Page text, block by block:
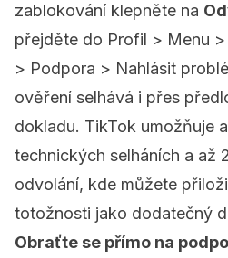
zablokování klepněte na
přejděte do Profil > Menu
> Podpora > Nahlásit
ověření selhává i přes
dokladu. TikTok umožňuje
technických selháních a až
odvolání, kde můžete
totožnosti jako dodatečný
Obraťte se přímo na